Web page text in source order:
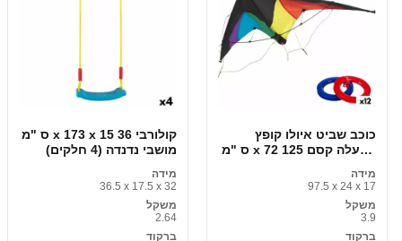
קולורבי 36 x 173 x 15 ס "מ
מושבי נדנדה (4 חלקים)
מידה
36.5 x 17.5 x 32
משקל
2.64
ברקוד
כוכב שביט איולו קופץ
למעלה קסם 125 x 72 ס "מ
מידה
97.5 x 24 x 17
משקל
3.9
ברקוד